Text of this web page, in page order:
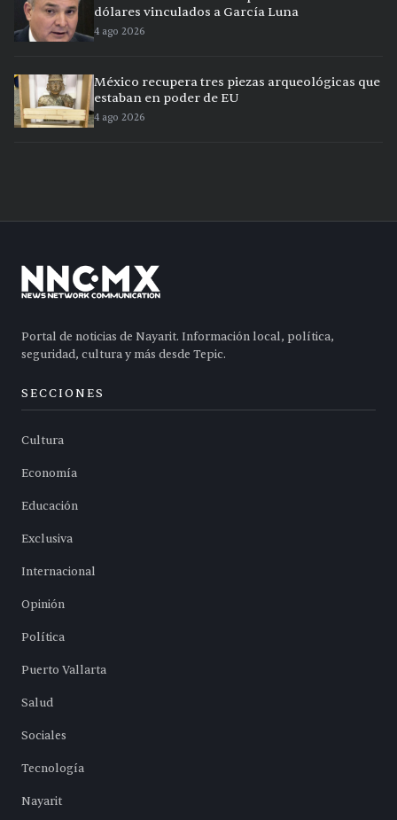
dólares vinculados a García Luna
4 ago 2026
México recupera tres piezas arqueológicas que
estaban en poder de EU
4 ago 2026
Portal de noticias de Nayarit. Información local, política,
seguridad, cultura y más desde Tepic.
SECCIONES
Cultura
Economía
Educación
Exclusiva
Internacional
Opinión
Política
Puerto Vallarta
Salud
Sociales
Tecnología
Nayarit